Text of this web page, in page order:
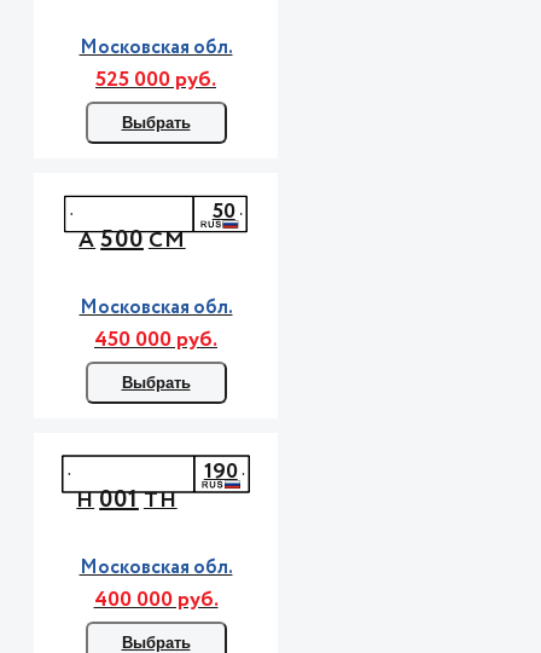
Московская обл.
525 000 руб.
Выбрать
А500СМ
50
Московская обл.
450 000 руб.
Выбрать
Н001ТН
190
Московская обл.
400 000 руб.
Выбрать